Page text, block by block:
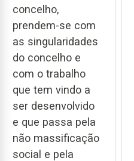
concelho,
prendem-se com
as singularidades
do concelho e
com o trabalho
que tem vindo a
ser desenvolvido
e que passa pela
não massificação
social e pela